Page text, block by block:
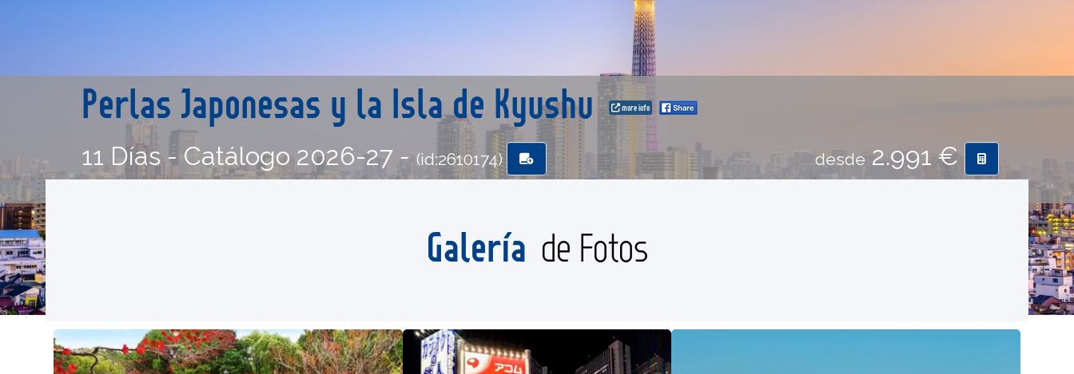
Perlas Japonesas y la Isla de Kyushu more info
11 Días - Catálogo 2026-27 - (id:2610174) desde 2.991 €
Galería de Fotos